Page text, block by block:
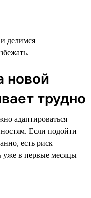
делимся
новой
трудно
адаптироваться
Если подойти
есть риск
уже в первые месяцы